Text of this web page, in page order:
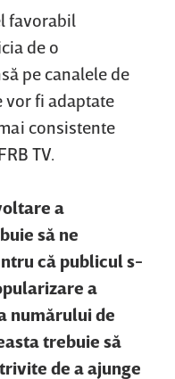
favorabil
de o
pe canalele de
vor fi adaptate
consistente
TV.
a
să ne
că publicul s-
a
numărului de
trebuie să
de a ajunge